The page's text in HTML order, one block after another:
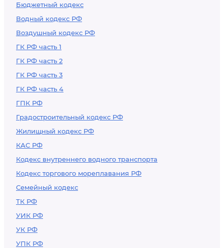
Бюджетный кодекс
Водный кодекс РФ
Воздушный кодекс РФ
ГК РФ часть 1
ГК РФ часть 2
ГК РФ часть 3
ГК РФ часть 4
ГПК РФ
Градостроительный кодекс РФ
Жилищный кодекс РФ
КАС РФ
Кодекс внутреннего водного транспорта
Кодекс торгового мореплавания РФ
Семейный кодекс
ТК РФ
УИК РФ
УК РФ
УПК РФ